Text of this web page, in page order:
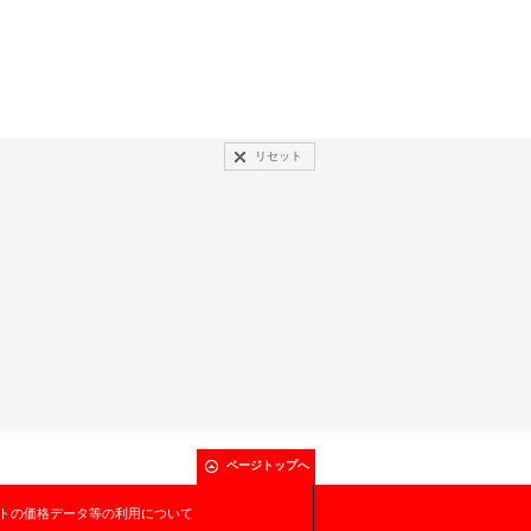
リセット
ページトップへ
の価格データ等の利用について